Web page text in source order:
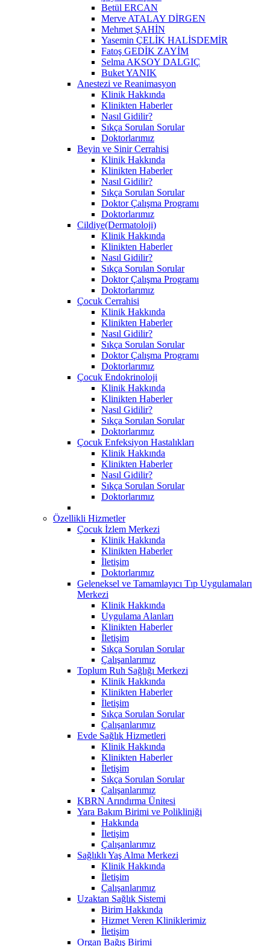
Betül ERCAN
Merve ATALAY DİRGEN
Mehmet ŞAHİN
Yasemin ÇELİK HALİSDEMİR
Fatoş GEDİK ZAYİM
Selma AKSOY DALGIÇ
Buket YANIK
Anestezi ve Reanimasyon
Klinik Hakkında
Klinikten Haberler
Nasıl Gidilir?
Sıkça Sorulan Sorular
Doktorlarımız
Beyin ve Sinir Cerrahisi
Klinik Hakkında
Klinikten Haberler
Nasıl Gidilir?
Sıkça Sorulan Sorular
Doktor Çalışma Programı
Doktorlarımız
Cildiye(Dermatoloji)
Klinik Hakkında
Klinikten Haberler
Nasıl Gidilir?
Sıkça Sorulan Sorular
Doktor Çalışma Programı
Doktorlarımız
Çocuk Cerrahisi
Klinik Hakkında
Klinikten Haberler
Nasıl Gidilir?
Sıkça Sorulan Sorular
Doktor Çalışma Programı
Doktorlarımız
Çocuk Endokrinoloji
Klinik Hakkında
Klinikten Haberler
Nasıl Gidilir?
Sıkça Sorulan Sorular
Doktorlarımız
Çocuk Enfeksiyon Hastalıkları
Klinik Hakkında
Klinikten Haberler
Nasıl Gidilir?
Sıkça Sorulan Sorular
Doktorlarımız
Özellikli Hizmetler
Çocuk İzlem Merkezi
Klinik Hakkında
Klinikten Haberler
İletişim
Doktorlarımız
Geleneksel ve Tamamlayıcı Tıp Uygulamaları
Merkezi
Klinik Hakkında
Uygulama Alanları
Klinikten Haberler
İletişim
Sıkça Sorulan Sorular
Çalışanlarımız
Toplum Ruh Sağlığı Merkezi
Klinik Hakkında
Klinikten Haberler
İletişim
Sıkça Sorulan Sorular
Çalışanlarımız
Evde Sağlık Hizmetleri
Klinik Hakkında
Klinikten Haberler
İletişim
Sıkça Sorulan Sorular
Çalışanlarımız
KBRN Arındırma Ünitesi
Yara Bakım Birimi ve Polikliniği
Hakkında
İletişim
Çalışanlarımız
Sağlıklı Yaş Alma Merkezi
Klinik Hakkında
İletişim
Çalışanlarımız
Uzaktan Sağlık Sistemi
Birim Hakkında
Hizmet Veren Kliniklerimiz
İletişim
Organ Bağış Birimi